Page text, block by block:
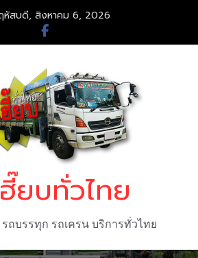
หัสบดี, สิงหาคม 6, 2026
ยบทั่วไทย
รถบรรทุก รถเครน บริการทั่วไทย